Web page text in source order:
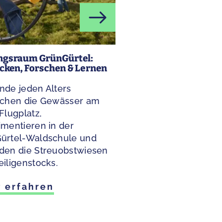
GrünGürtel:
Forschen & Lernen
jeden Alters
die Gewässer am
in der
Waldschule und
die Streuobstwiesen
erfahren